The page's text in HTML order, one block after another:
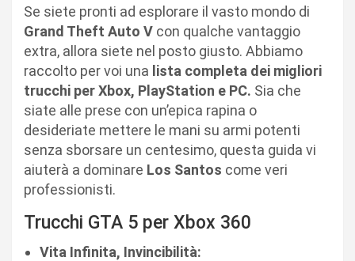
Se siete pronti ad esplorare il vasto mondo di
Grand Theft Auto V con qualche vantaggio
extra, allora siete nel posto giusto. Abbiamo
raccolto per voi una lista completa dei migliori
trucchi per Xbox, PlayStation e PC. Sia che
siate alle prese con un’epica rapina o
desideriate mettere le mani su armi potenti
senza sborsare un centesimo, questa guida vi
aiuterà a dominare Los Santos come veri
professionisti.
Trucchi GTA 5 per Xbox 360
Vita Infinita, Invincibilità: